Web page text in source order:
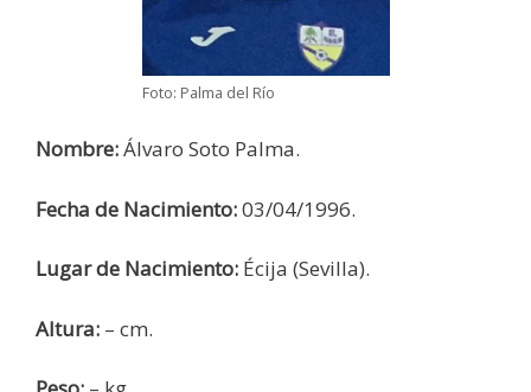
Foto: Palma del Río
Nombre:Álvaro Soto Palma.
Fecha de Nacimiento:03/04/1996.
Lugar de Nacimiento: Écija (Sevilla).
Altura: – cm.